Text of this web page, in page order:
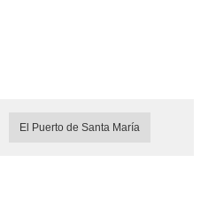
El Puerto de Santa María